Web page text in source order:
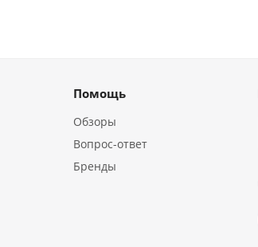
Помощь
Обзоры
Вопрос-ответ
Бренды